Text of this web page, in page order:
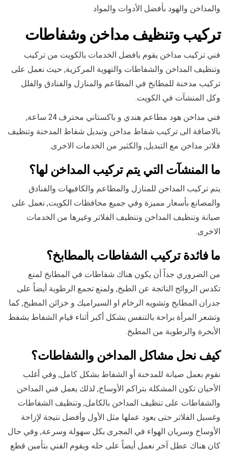
والمداخن والهود بأفضل الأدوات والمواد
تركيب وتنظيف مداخن وشفاطات
فني تركيب مداخن يقوم بافضل الخدمات بالكويت من تركيب
وتنظيف المداخن والشفاطات والتهوية المركزية, حيث نعمل على
تركيب مدخنة للمطابخ في المطاعم والمنازل والفنادق والفلل
وكل المنشآت في الكويت.
فني مداخن هود مطاعم هندي و باكستاني محترف 24 ساعة,
بالاضافة الى تركيب شفاط مداخن وتبديل شفاط المدخنة وتنظيف
فلاتر مداخن مع التبديل, والكثير من الخدمات الاخرى.
ما المنشآت التي يتم تركيب المداخن لها؟
يتم تركيب المداخن للمنازل والمطاعم والكافيهات والفنادق
والمصانع بأسعار مميزة وفي جميع محافظات الكويت, نعمل على
صيانة وتنظيف المداخن وتنظيف الفلاتر وغيرها من الخدمات
الاخرى.
ما فائدة تركيب الشفاطات بالمطابخ؟
من الضروري جداً أن يكون هناك شفاطات في المطابخ لمنع
تكدس الروائح الناتجة عن الطبخ, ولمنع تجمع الرطوبة أيضاً على
جدران المطابخ وتشويه الرخام او السيراميك و خزائن المطبخ, كما
وتشعر المرأة براحة بالتنفس بشكل أكبر أثناء قيام الشفاط بشفط
الأبخرة والرطوبة من المطبخ.
كيف نحل مشاكل المداخن والشفاطات؟
نقوم بعمل صيانة للمدخنة أو الشفاط بشكل كامل, وفي أغلب
الأحيان تكون المشكلة بتراكم الأوساخ, لذلك يعمل فني المداخن
والشفاطات على تنظيف المداخن بالكامل, وتنظيف الشفاطات
وغسيل الفلاتر حتى يعود عملها مثل الأول وأفضل نتيجة لإزاحة
الأوساخ وسريان الهواء في المجرى بكل سهولة وسرعة, وفي حال
كان هناك عطل آخر نعمل أيضاً على حله ويقوم الفني بتأمين قطع